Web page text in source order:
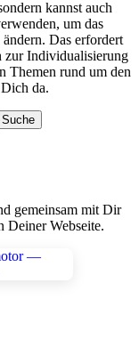
kannst auch
um das
Das erfordert
zur Individualisierung
Themen rund um den
da.
gemeinsam mit Dir
Deiner Webseite.